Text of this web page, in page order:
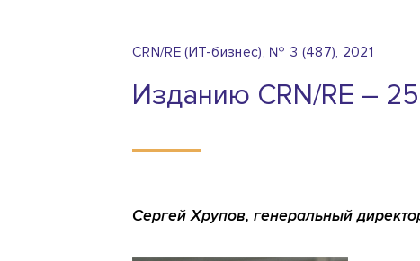
CRN/RE (ИТ-бизнес), № 3 (487), 2021
Изданию CRN/RE –
Сергей Хрупов, генеральный